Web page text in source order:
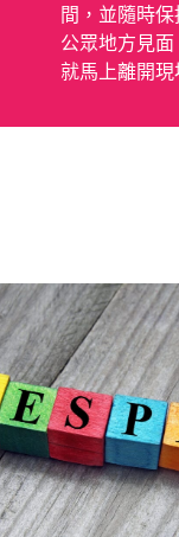
間，並隨時
公眾地方見
就馬上離開現